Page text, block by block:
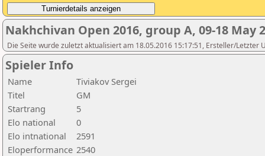
Nakhchivan Open 2016, group A, 09-18 May
Die Seite wurde zuletzt aktualisiert am 18.05.2016 15:17:51, Ersteller/Letzter
Spieler Info
Name
Tiviakov Sergei
Titel
GM
Startrang
5
Elo national
0
Elo intnational
2591
Eloperformance 2540